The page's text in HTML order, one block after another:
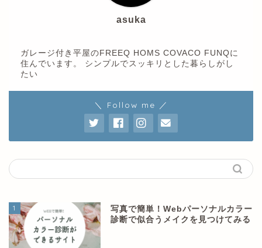
asuka
ガレージ付き平屋のFREEQ HOMS COVACO FUNQに
住んでいます。 シンプルでスッキリとした暮らしがし
たい
＼ Follow me ／
1
写真で簡単！Webパーソナルカラー
診断で似合うメイクを見つけてみる